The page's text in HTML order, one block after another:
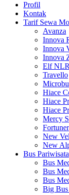
Profil
Kontak
Tarif Sewa
Avanza
Innova
Innova
Innova
Elf NLR
Travello
Hiace
Hiace
Hiace
Mercy
Fortuner
New
New
Bus Pariwisata
Bus
Bus
Bus
Big Bus